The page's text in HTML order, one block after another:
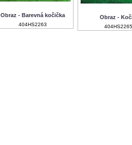
Obraz - Barevná kočička
404HS2263
Obraz -
404HS2265